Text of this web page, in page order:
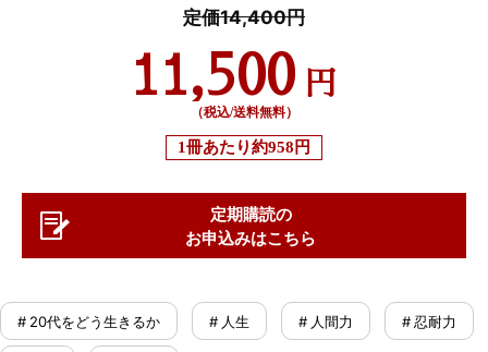
定価14,400円
11,500 円
（税込/送料無料）
1冊あたり約958円
定期購読の
お申込みはこちら
# 20代をどう生きるか # 人生 # 人間力 # 忍耐力